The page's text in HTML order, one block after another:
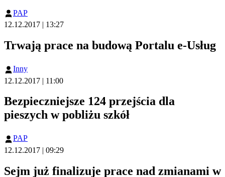
PAP
12.12.2017 | 13:27
Trwają prace na budową Portalu e-Usług
Inny
12.12.2017 | 11:00
Bezpieczniejsze 124 przejścia dla
pieszych w pobliżu szkół
PAP
12.12.2017 | 09:29
Sejm już finalizuje prace nad zmianami w